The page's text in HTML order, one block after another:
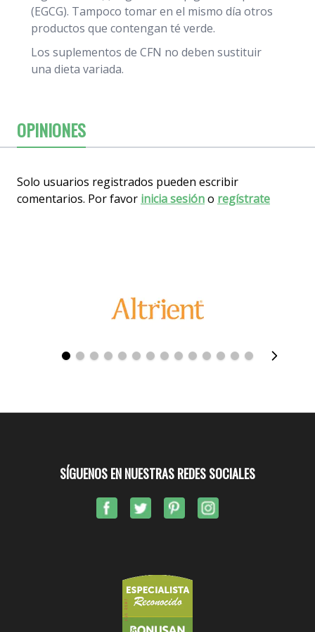
(EGCG). Tampoco tomar en el mismo día otros
productos que contengan té verde.
Los suplementos de CFN no deben sustituir
una dieta variada.
OPINIONES
Solo usuarios registrados pueden escribir
comentarios. Por favor inicia sesióno regístrate
SÍGUENOS EN NUESTRAS REDES SOCIALES